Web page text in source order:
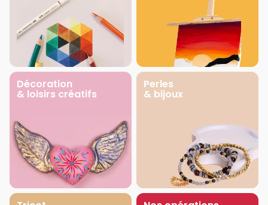
Décoration
& loisirs créatifs
Perles
& bijoux